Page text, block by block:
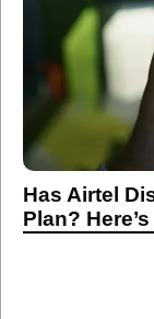
Has Airtel
Plan?